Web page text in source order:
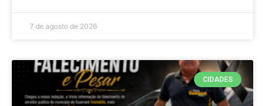
7 de agosto de 2026
CIDADES